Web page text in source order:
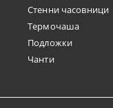
Стенни часовници
Термочашa
Подложки
Чанти